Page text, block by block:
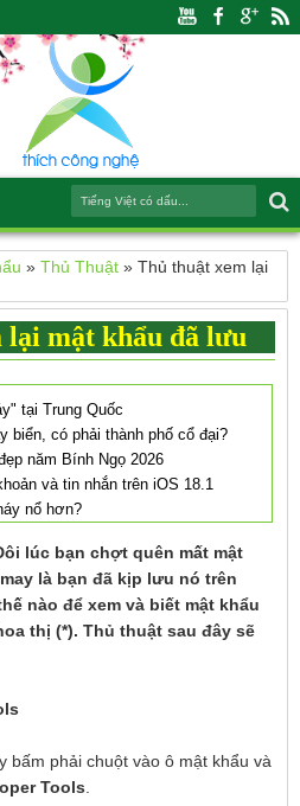
»Thủ Thuật »Thủ thuật xem lại
lại mật khẩu đã lưu
tại Trung Quốc
biển, có phải thành phố cổ đại?
năm Bính Ngọ 2026
và tin nhắn trên iOS 18.1
nổ hơn?
lúc bạn chợt quên mất mật
là bạn đã kịp lưu nó trên
nào để xem và biết mật khẩu
thị (*). Thủ thuật sau đây sẽ
bấm phải chuột vào ô mật khẩu và
Tools